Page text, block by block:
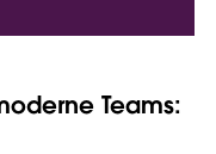
Teams: